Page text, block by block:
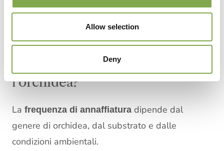
Allow selection
Deny
schermatura. Temperature troppo basse, correnti
d’aria o fonti di calore diretto compromettono
cura e rifioritura delle orchidee in casa.
Quante volte si deve annaffiare
l’orchidea?
La frequenza di annaffiatura dipende dal
genere di orchidea, dal substrato e dalle
condizioni ambientali.